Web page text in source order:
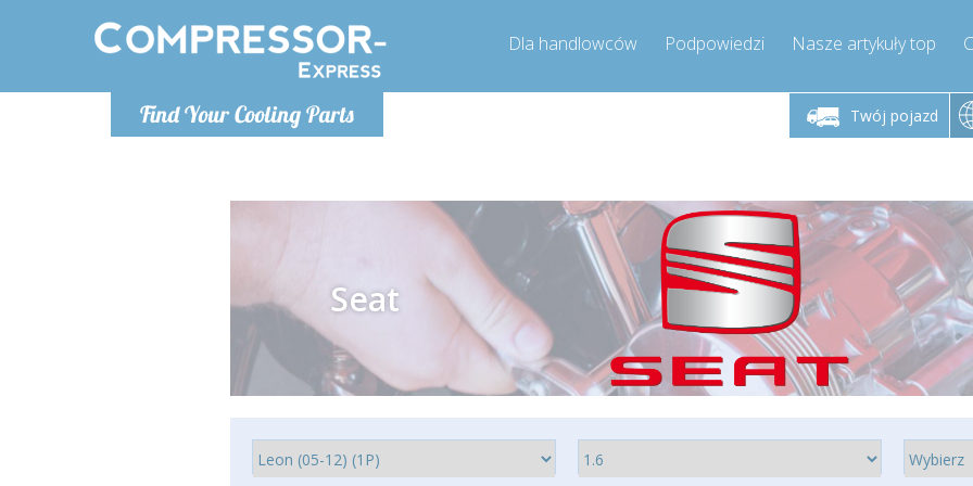
Find Your Cooling Parts
Dla handlowców Podpowiedzi Nasze artykuły top
Twój pojazd
Poniedziałek - piątek godz. Poniedziałek - piątek godz.
9:00-17:00
info@compressor-express.pl
Seat